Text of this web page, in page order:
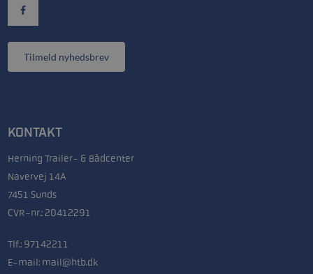
Tilmeld nyhedsbrev
KONTAKT
Herning Trailer- & Bådcenter
Navervej 14A
7451 Sunds
CVR-nr.: 20412291
Tlf.: 97142211
E-mail: mail@htb.dk